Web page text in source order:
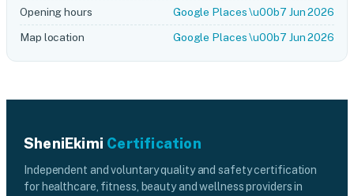
Opening hours
Google Places \u00b7 Jun 2026
Map location
Google Places \u00b7 Jun 2026
SheniEkimi Certification
Independent and voluntary quality and safety certification
for healthcare, fitness, beauty and wellness providers in